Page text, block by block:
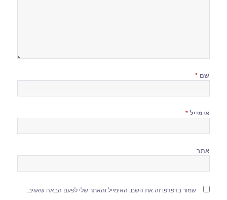
שם *
אימייל *
אתר
שמור בדפדפן זה את השם, האימייל והאתר שלי לפעם הבאה שאגיב.